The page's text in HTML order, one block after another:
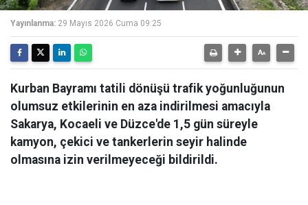
Yayınlanma: 29 Mayıs 2026 Cuma 09:25
Kurban Bayramı tatili dönüşü trafik yoğunluğunun
olumsuz etkilerinin en aza indirilmesi amacıyla
Sakarya, Kocaeli ve Düzce'de 1,5 gün süreyle
kamyon, çekici ve tankerlerin seyir halinde
olmasına izin verilmeyeceği bildirildi.